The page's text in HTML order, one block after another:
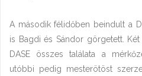
A második félidőben beindult a
is Bagdi és Sándor görgetett.
DASE összes találata a
utóbbi pedig mesterötöst